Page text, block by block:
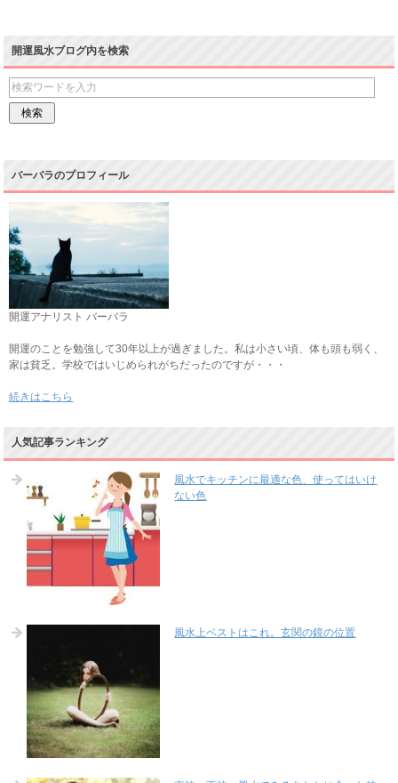
開運風水ブログ内を検索
バーバラのプロフィール
開運アナリスト バーバラ
開運のことを勉強して30年以上が過ぎました。私は小さい頃、体も頭も弱く、
家は貧乏。学校ではいじめられがちだったのですが・・・
続きはこちら
人気記事ランキング
風水でキッチンに最適な色、使ってはいけ
ない色
風水上ベストはこれ。玄関の鏡の位置